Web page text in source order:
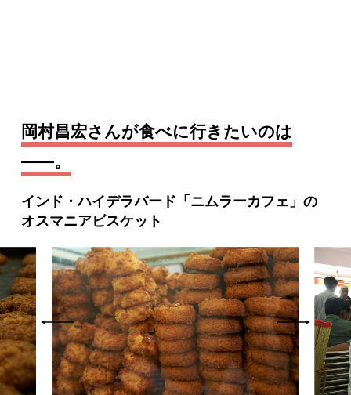
岡村昌宏さんが食べに行きたいのは
――。
インド・ハイデラバード「ニムラーカフェ」の
オスマニアビスケット